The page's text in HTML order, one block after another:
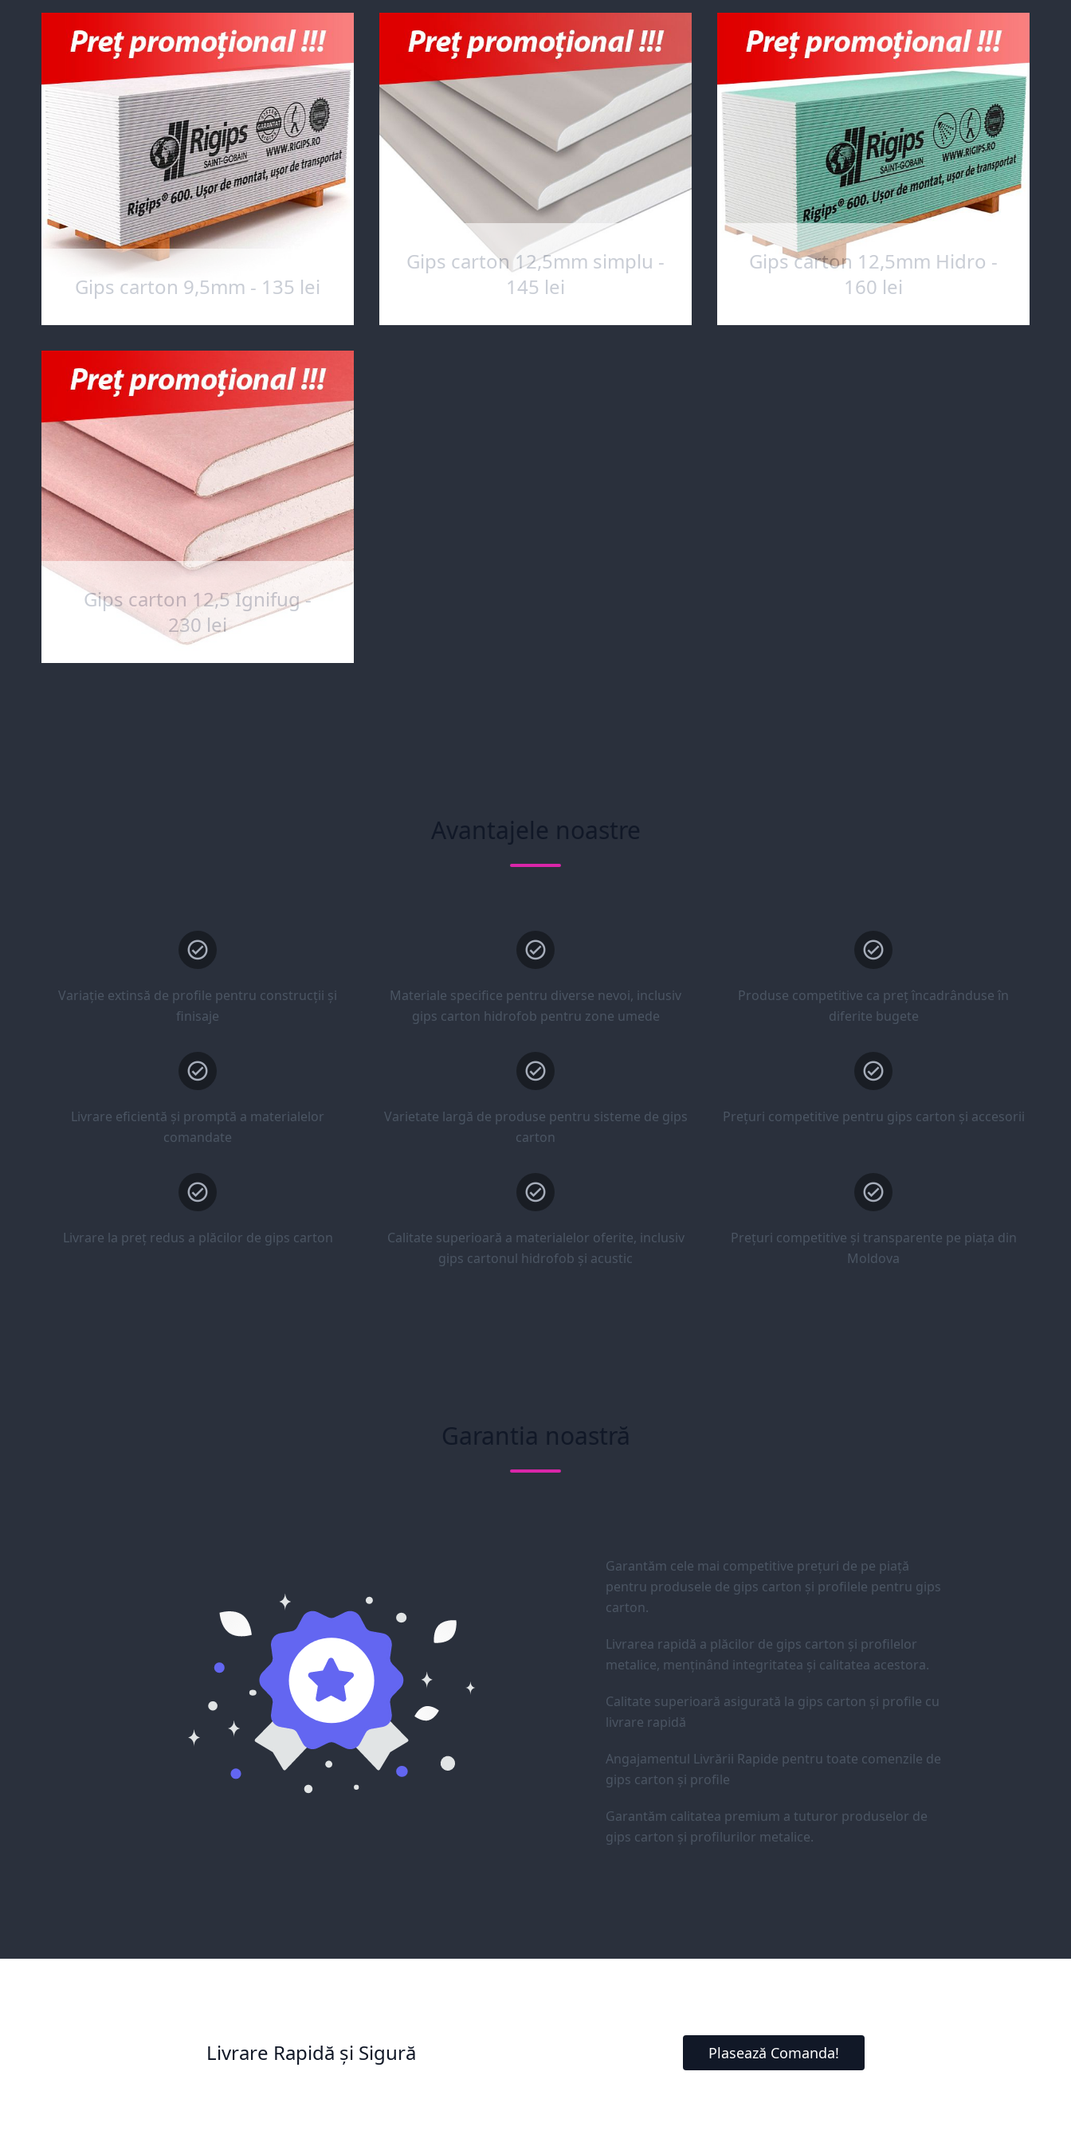
Gips carton 9,5mm - 135 lei
Gips carton 12,5mm simplu -
145 lei
Gips carton 12,5mm Hidro -
160 lei
Gips carton 12,5 Ignifug -
230 lei
Avantajele noastre
Variație extinsă de profile pentru construcții și
finisaje
Materiale specifice pentru diverse nevoi, inclusiv
gips carton hidrofob pentru zone umede
Produse competitive ca preț încadrânduse în
diferite bugete
Livrare eficientă și promptă a materialelor
comandate
Varietate largă de produse pentru sisteme de gips
carton
Prețuri competitive pentru gips carton și accesorii
Livrare la preț redus a plăcilor de gips carton
Calitate superioară a materialelor oferite, inclusiv
gips cartonul hidrofob și acustic
Prețuri competitive și transparente pe piața din
Moldova
Garantia noastră
Garantăm cele mai competitive prețuri de pe piață
pentru produsele de gips carton și profilele pentru gips
carton.
Livrarea rapidă a plăcilor de gips carton și profilelor
metalice, menținând integritatea și calitatea acestora.
Calitate superioară asigurată la gips carton și profile cu
livrare rapidă
Angajamentul Livrării Rapide pentru toate comenzile de
gips carton și profile
Garantăm calitatea premium a tuturor produselor de
gips carton și profilurilor metalice.
Livrare Rapidă și Sigură Plasează Comanda!